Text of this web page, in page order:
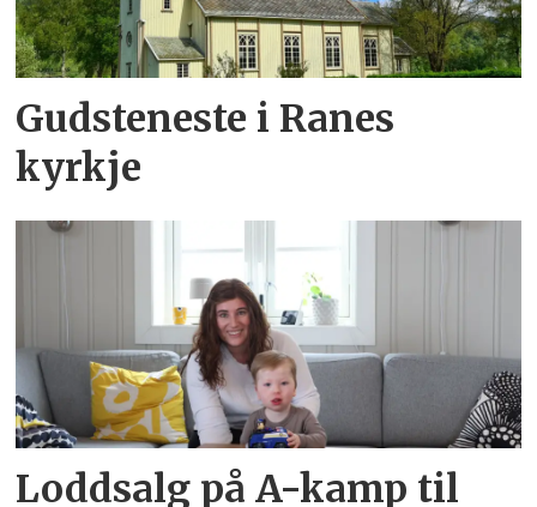
Gudsteneste i Ranes
kyrkje
Loddsalg på A-kamp til